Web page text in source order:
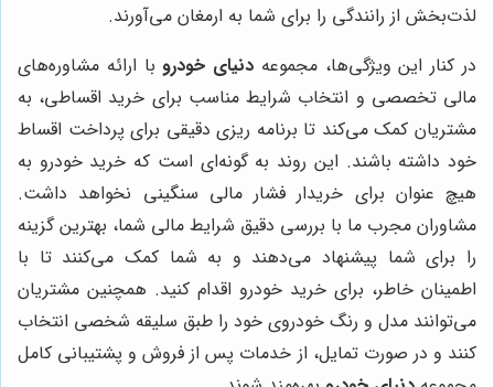
لذت‌بخش از رانندگی را برای شما به ارمغان می‌آورند.
در کنار این ویژگی‌ها، مجموعه دنیای خودرو با ارائه مشاوره‌های
مالی تخصصی و انتخاب شرایط مناسب برای خرید اقساطی، به
مشتریان کمک می‌کند تا برنامه ریزی دقیقی برای پرداخت اقساط
خود داشته باشند. این روند به گونه‌ای است که خرید خودرو به
هیچ عنوان برای خریدار فشار مالی سنگینی نخواهد داشت.
مشاوران مجرب ما با بررسی دقیق شرایط مالی شما، بهترین گزینه
را برای شما پیشنهاد می‌دهند و به شما کمک می‌کنند تا با
اطمینان خاطر، برای خرید خودرو اقدام کنید. همچنین مشتریان
می‌توانند مدل و رنگ خودروی خود را طبق سلیقه شخصی انتخاب
کنند و در صورت تمایل، از خدمات پس از فروش و پشتیبانی کامل